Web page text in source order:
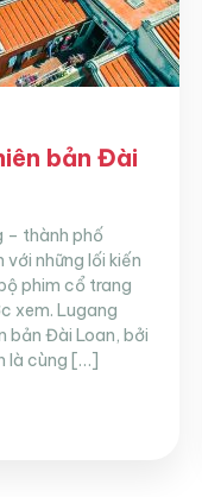
bản Đài
– thành phố
những lối kiến
phim cổ trang
xem. Lugang
bản Đài Loan, bởi
là cùng […]